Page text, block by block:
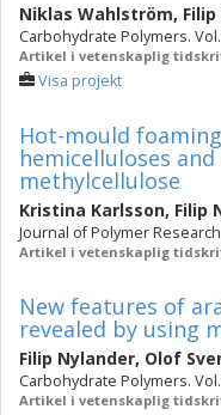
Niklas Wahlström,
Carbohydrate Polymers.
Artikel i vetenskaplig
Visa projekt
Hot-mould
hemicelluloses
methylcellulose
Kristina Karlsson, Filip
Journal of Polymer
Artikel i vetenskaplig
New features of
revealed by using
Filip Nylander, Olof
Carbohydrate Polymers. Vol.
Artikel i vetenskaplig